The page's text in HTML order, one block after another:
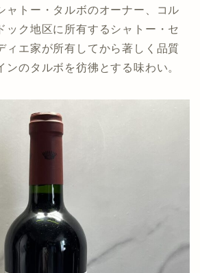
ャトー・タルボのオーナー、コル
ック地区に所有するシャトー・セ
ィエ家が所有してから著しく品質
ンのタルボを彷彿とする味わい。